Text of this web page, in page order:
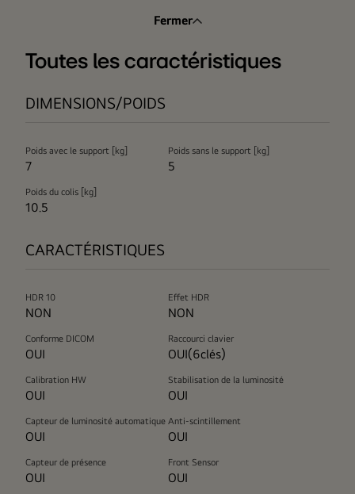
Fermer
Toutes les caractéristiques
DIMENSIONS/POIDS
Poids avec le support [kg]
7
Poids sans le support [kg]
5
Poids du colis [kg]
10.5
CARACTÉRISTIQUES
HDR 10
NON
Effet HDR
NON
Conforme DICOM
OUI
Raccourci clavier
OUI(6clés)
Calibration HW
OUI
Stabilisation de la luminosité
OUI
Capteur de luminosité automatique
OUI
Anti-scintillement
OUI
Capteur de présence
OUI
Front Sensor
OUI